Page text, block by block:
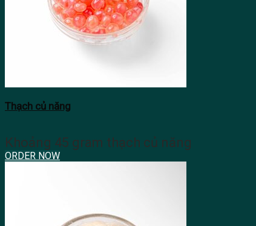
Thạch củ năng
Khoảng 45 gram thạch củ năng
ORDER NOW